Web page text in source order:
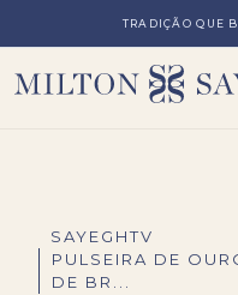
TRADIÇÃO QUE
SAYEGHTV
PULSEIRA DE
DE BR...